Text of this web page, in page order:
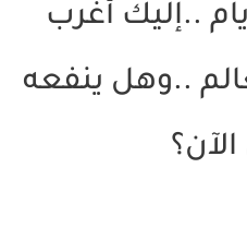
..إليك أغرب
..وهل ينفعه